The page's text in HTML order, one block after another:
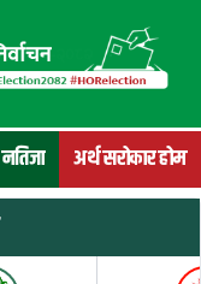
नतिजा अर्थ सरोकार होम